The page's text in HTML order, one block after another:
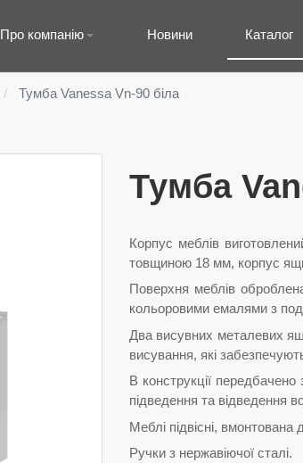
Про компанію Новини Каталог
Тумба Vanessa Vn-90 біла
Тумба
Корпус меблів
товщиною 18 мм, корпус
Поверхня меблів
кольоровими емалями з
Два висувних металевих
висування, які
В конструкції
підведення та відведення
Меблі підвісні, вмонтована
Ручки з нержавіючої сталі.